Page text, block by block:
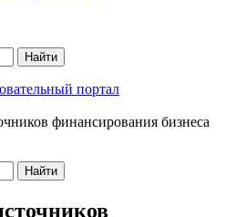
Найти
портал
финансирования бизнеса
Найти